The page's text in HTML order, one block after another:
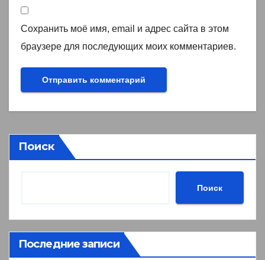
Сохранить моё имя, email и адрес сайта в этом
браузере для последующих моих комментариев.
Поиск
Поиск
Последние записи